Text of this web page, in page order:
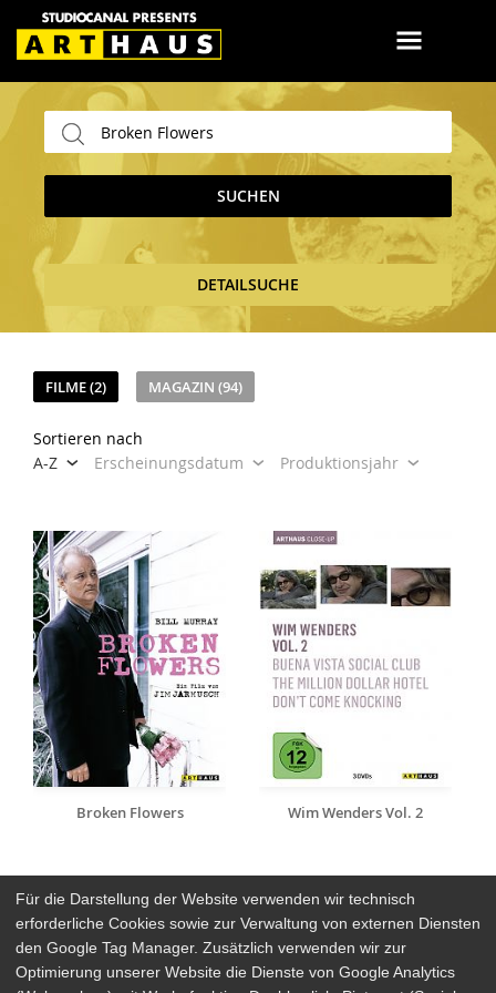
SUCHEN
DETAILSUCHE
FILME (2) MAGAZIN (94)
Sortieren nach
A-Z
Erscheinungsdatum Produktionsjahr
Broken Flowers Wim Wenders Vol. 2
Arthaus Stores
Für die Darstellung der Website verwenden wir technisch
erforderliche Cookies sowie zur Verwaltung von externen Diensten
den Google Tag Manager. Zusätzlich verwenden wir zur
Optimierung unserer Website die Dienste von Google Analytics